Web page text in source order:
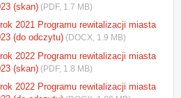
(skan) (PDF, 1.7 MB)
2021 Programu rewitalizacji miasta
(do odczytu) (DOCX, 1.9 MB)
2022 Programu rewitalizacji miasta
(skan) (PDF, 1.8 MB)
2022 Programu rewitalizacji miasta